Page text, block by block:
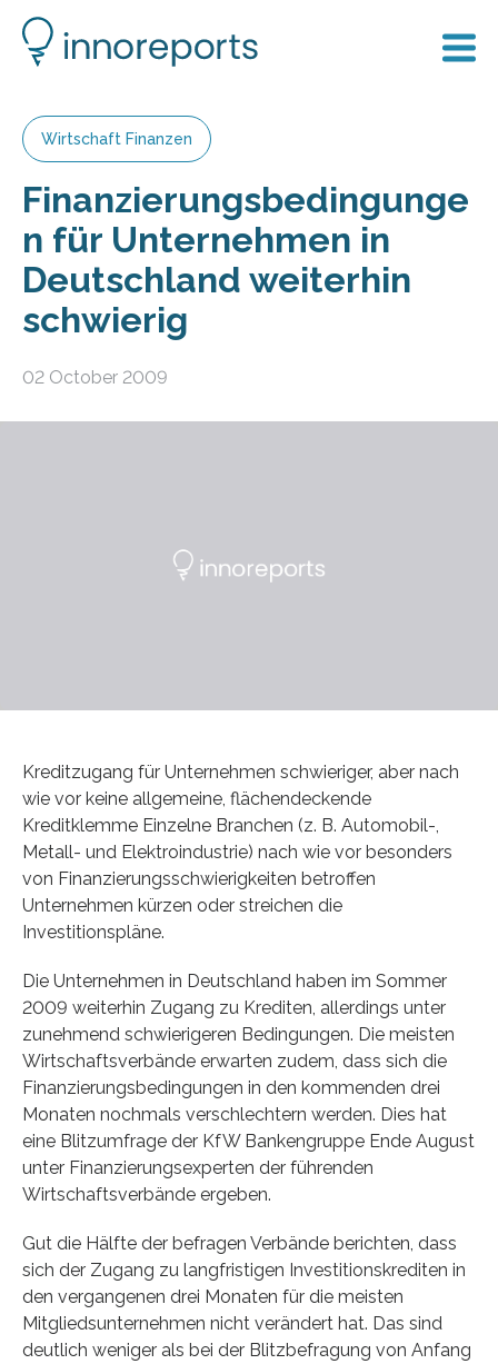
Wirtschaft Finanzen
Finanzierungsbedingunge
n für Unternehmen in
Deutschland weiterhin
schwierig
02 October 2009
Kreditzugang für Unternehmen schwieriger, aber nach
wie vor keine allgemeine, flächendeckende
Kreditklemme Einzelne Branchen (z. B. Automobil-,
Metall- und Elektroindustrie) nach wie vor besonders
von Finanzierungsschwierigkeiten betroffen
Unternehmen kürzen oder streichen die
Investitionspläne.
Die Unternehmen in Deutschland haben im Sommer
2009 weiterhin Zugang zu Krediten, allerdings unter
zunehmend schwierigeren Bedingungen. Die meisten
Wirtschaftsverbände erwarten zudem, dass sich die
Finanzierungsbedingungen in den kommenden drei
Monaten nochmals verschlechtern werden. Dies hat
eine Blitzumfrage der KfW Bankengruppe Ende August
unter Finanzierungsexperten der führenden
Wirtschaftsverbände ergeben.
Gut die Hälfte der befragen Verbände berichten, dass
sich der Zugang zu langfristigen Investitionskrediten in
den vergangenen drei Monaten für die meisten
Mitgliedsunternehmen nicht verändert hat. Das sind
deutlich weniger als bei der Blitzbefragung von Anfang